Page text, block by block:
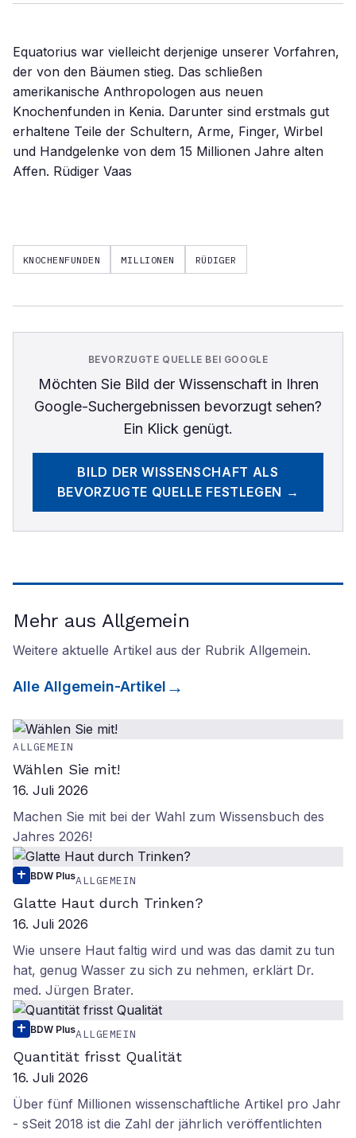
Equatorius war vielleicht derjenige unserer Vorfahren,
der von den Bäumen stieg. Das schließen
amerikanische Anthropologen aus neuen
Knochenfunden in Kenia. Darunter sind erstmals gut
erhaltene Teile der Schultern, Arme, Finger, Wirbel
und Handgelenke von dem 15 Millionen Jahre alten
Affen. Rüdiger Vaas
KNOCHENFUNDEN MILLIONEN RÜDIGER
BEVORZUGTE QUELLE BEI GOOGLE
Möchten Sie Bild der Wissenschaftin Ihren
Google-Suchergebnissen bevorzugt sehen?
Ein Klick genügt.
BILD DER WISSENSCHAFT ALS
BEVORZUGTE QUELLE FESTLEGEN →
Mehr aus Allgemein
Weitere aktuelle Artikel aus der Rubrik Allgemein.
Alle Allgemein-Artikel
ALLGEMEIN
Wählen Sie mit!
16. Juli 2026
Machen Sie mit bei der Wahl zum Wissensbuch des
Jahres 2026!
BDW PlusALLGEMEIN
Glatte Haut durch Trinken?
16. Juli 2026
Wie unsere Haut faltig wird und was das damit zu tun
hat, genug Wasser zu sich zu nehmen, erklärt Dr.
med. Jürgen Brater.
BDW PlusALLGEMEIN
Quantität frisst Qualität
16. Juli 2026
Über fünf Millionen wissenschaftliche Artikel pro Jahr
- sSeit 2018 ist die Zahl der jährlich veröffentlichten